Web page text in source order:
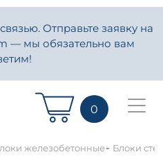
Отправьте заявку на
— мы обязательно вам
0
железобетонные- Блоки